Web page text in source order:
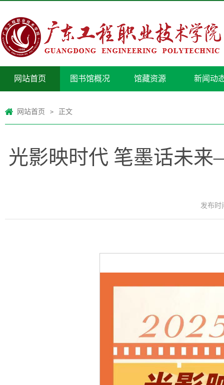
网站首页 图书馆概况 馆藏资源 新闻动
网站首页 > 正文
光影映时代 笔墨话未
发布时